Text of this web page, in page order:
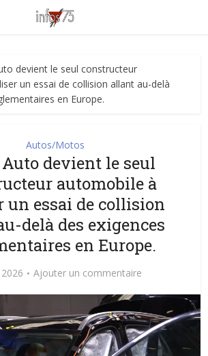
devient le seul constructeur
un essai de collision allant au-delà
en Europe.
Autos/Motos
Auto devient le seul
automobile à
un essai de collision
delà des exigences
en Europe.
Ajouter un commentaire